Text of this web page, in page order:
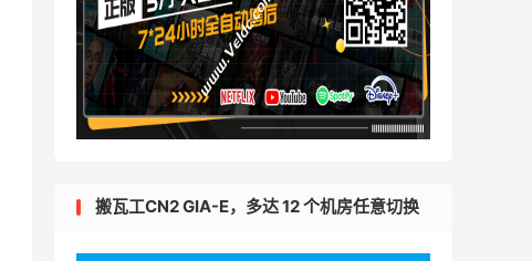
搬瓦工CN2 GIA-E，多达 12 个机房任意切换